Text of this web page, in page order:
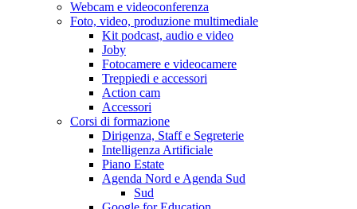
Webcam e videoconferenza
Foto, video, produzione multimediale
Kit podcast, audio e video
Joby
Fotocamere e videocamere
Treppiedi e accessori
Action cam
Accessori
Corsi di formazione
Dirigenza, Staff e Segreterie
Intelligenza Artificiale
Piano Estate
Agenda Nord e Agenda Sud
Sud